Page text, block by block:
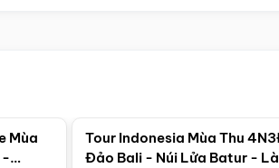
Mùa
-
Tour Indonesia Mùa Thu
Đảo Bali - Núi Lửa Batur -